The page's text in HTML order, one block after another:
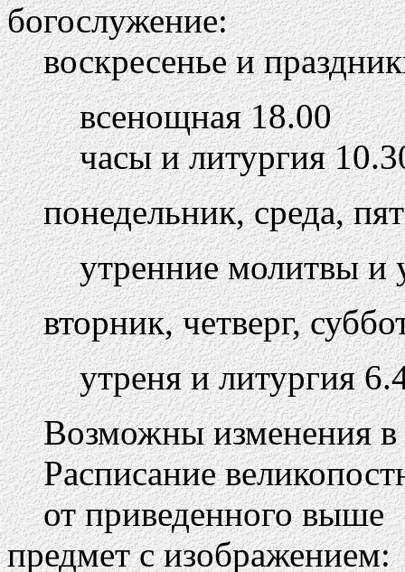
богослужение:
воскресенье и
всенощная 18.00
часы и литургия
понедельник, среда,
утренние молитвы и
вторник, четверг,
утреня и литургия
Возможны изменения в
Расписание
от приведенного выше
предмет с изображением: